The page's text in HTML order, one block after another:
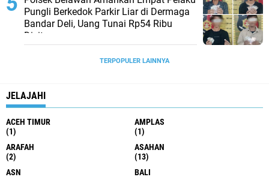
Referral link
TERPOPULER